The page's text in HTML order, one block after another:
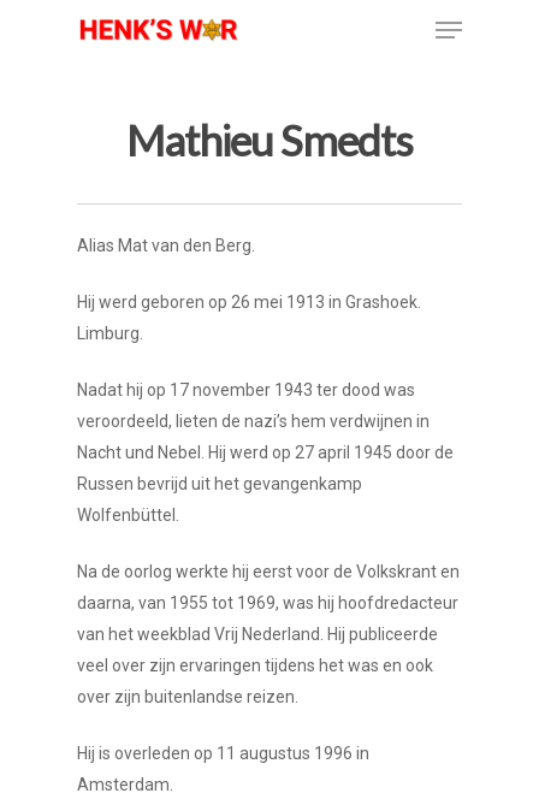
Mathieu Smedts
Alias Mat van den Berg.
Hij werd geboren op 26 mei 1913 in Grashoek.
Limburg.
Nadat hij op 17 november 1943 ter dood was
veroordeeld, lieten de nazi’s hem verdwijnen in
Nacht und Nebel. Hij werd op 27 april 1945 door de
Russen bevrijd uit het gevangenkamp
Wolfenbüttel.
Na de oorlog werkte hij eerst voor de Volkskrant en
daarna, van 1955 tot 1969, was hij hoofdredacteur
van het weekblad Vrij Nederland. Hij publiceerde
veel over zijn ervaringen tijdens het was en ook
over zijn buitenlandse reizen.
Hij is overleden op 11 augustus 1996 in
Amsterdam.